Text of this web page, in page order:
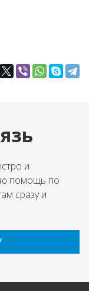
и
помощь по
сразу и